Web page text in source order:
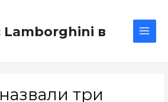
Lamborghini в
три